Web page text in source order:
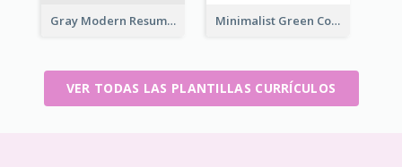
Gray Modern Resume Minimalist Green College Student Resume
VER TODAS LAS PLANTILLAS CURRÍCULOS